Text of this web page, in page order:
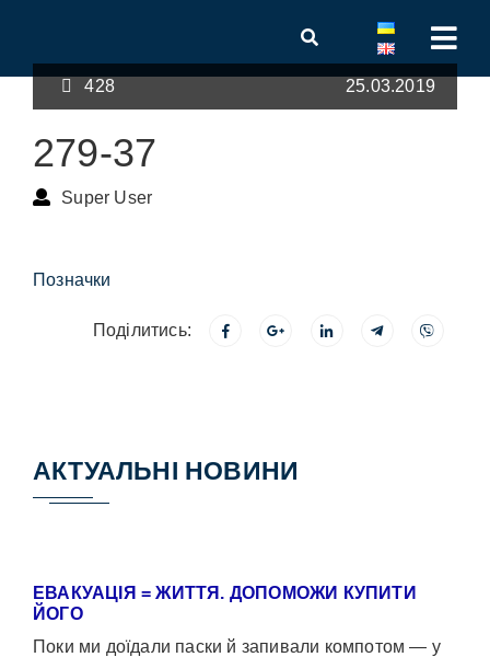
428 25.03.2019
279-37
Super User
Позначки
Поділитись:
АКТУАЛЬНІ НОВИНИ
ЕВАКУАЦІЯ = ЖИТТЯ. ДОПОМОЖИ КУПИТИ
ЙОГО
Поки ми доїдали паски й запивали компотом — у